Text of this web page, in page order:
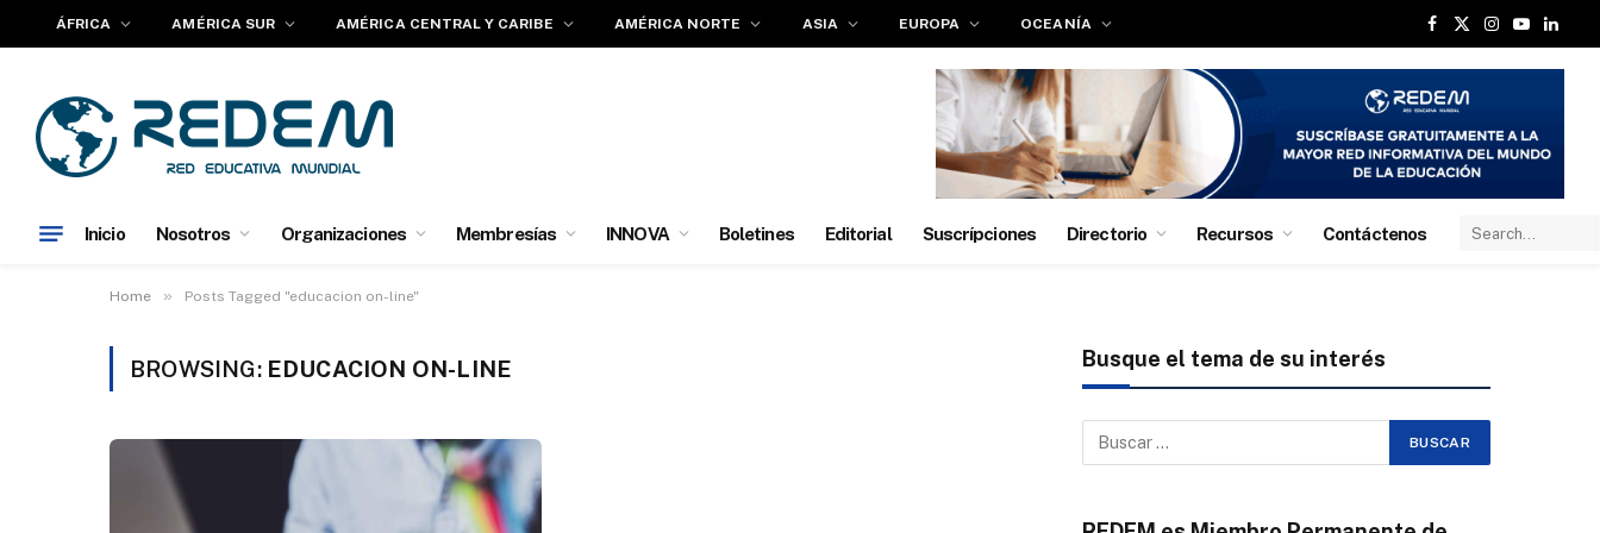
ÁFRICA AMÉRICA SUR AMÉRICA CENTRAL Y CARIBE AMÉRICA NORTE ASIA EUROPA OCEANÍA
Facebook
X
Instagram
YouTube
Inicio Nosotros Organizaciones Membresías INNOVA Boletines Editorial Suscrípciones Directorio Recursos Contáctenos
Home » Posts Tagged "educacion on-line"
BROWSING: EDUCACION ON-LINE Busque el tema de su interés